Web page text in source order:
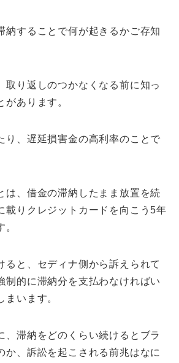
納することで何が起きるかご存知
取り返しのつかなくなる前に知っ
があります。
り、遅延損害金の高利率のことで
は、借金の滞納したまま放置を続
載りクレジットカードを向こう5年
ると、セディナ側から訴えられて
制的に滞納分を支払わなければい
まいます。
、滞納をどのくらい続けるとブラ
か、訴訟を起こされる前兆はなに